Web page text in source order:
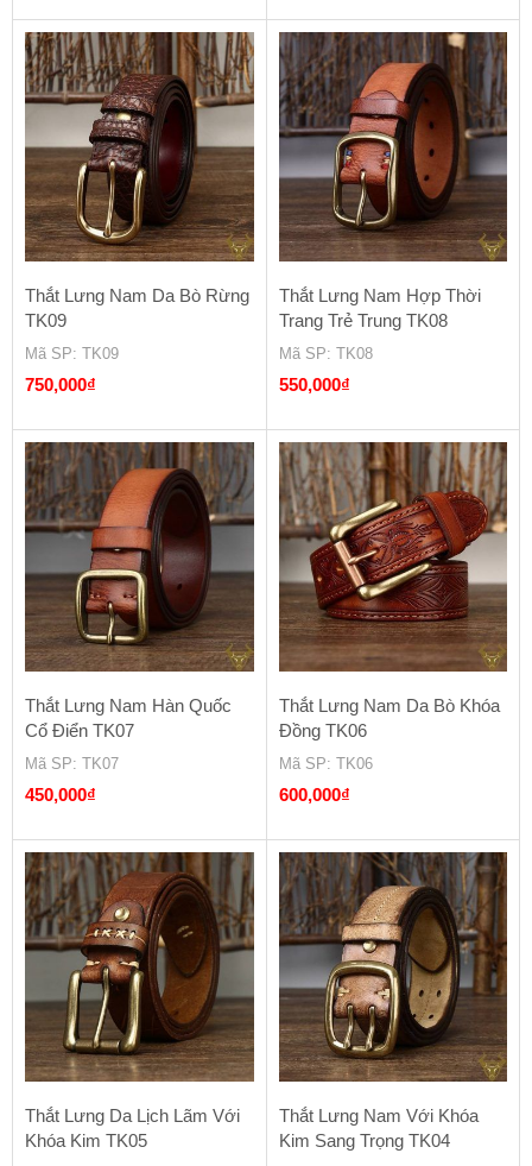
Thắt Lưng Nam Da Bò Rừng
TK09
Mã SP: TK09
750,000₫
Thắt Lưng Nam Hợp Thời
Trang Trẻ Trung TK08
Mã SP: TK08
550,000₫
Thắt Lưng Nam Hàn Quốc
Cổ Điển TK07
Mã SP: TK07
450,000₫
Thắt Lưng Nam Da Bò Khóa
Đồng TK06
Mã SP: TK06
600,000₫
Thắt Lưng Da Lịch Lãm Với
Khóa Kim TK05
Thắt Lưng Nam Với Khóa
Kim Sang Trọng TK04